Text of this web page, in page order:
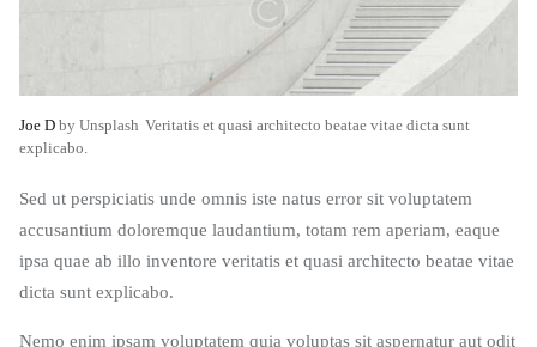
Joe D by Unsplash Veritatis et quasi architecto beatae vitae dicta sunt
explicabo.
Sed ut perspiciatis unde omnis iste natus error sit voluptatem
accusantium doloremque laudantium, totam rem aperiam, eaque
ipsa quae ab illo inventore veritatis et quasi architecto beatae vitae
dicta sunt explicabo.
Nemo enim ipsam voluptatem quia voluptas sit aspernatur aut odit